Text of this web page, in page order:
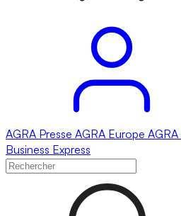
AGRA Presse AGRA Europe AGRA
Business Express